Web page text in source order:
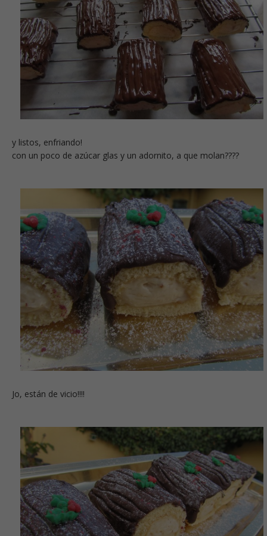
y listos, enfriando!
con un poco de azúcar glas y un adornito, a que molan????
Jo, están de vicio!!!!